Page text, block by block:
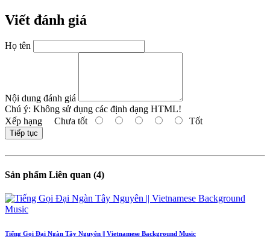
Viết đánh giá
Họ tên
Nội dung đánh giá
Chú ý: Không sử dụng các định dạng HTML!
Xếp hạng Chưa tốt Tốt
Tiếp tục
Sản phẩm Liên quan (4)
Tiếng Gọi Đại Ngàn Tây Nguyên || Vietnamese Background Music